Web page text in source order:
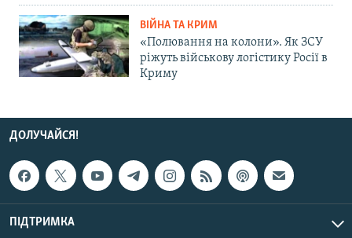
ВІЙНА ТА КРИМ
«Полювання на колони». Як ЗСУ
ріжуть військову логістику Росії в
Криму
ДОЛУЧАЙСЯ!
ПІДТРИМКА